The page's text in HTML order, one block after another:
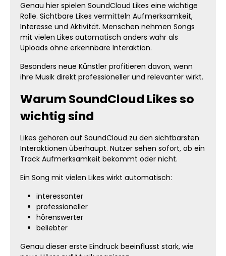
Genau hier spielen SoundCloud Likes eine wichtige
Rolle. Sichtbare Likes vermitteln Aufmerksamkeit,
Interesse und Aktivität. Menschen nehmen Songs
mit vielen Likes automatisch anders wahr als
Uploads ohne erkennbare Interaktion.
Besonders neue Künstler profitieren davon, wenn
ihre Musik direkt professioneller und relevanter wirkt.
Warum SoundCloud Likes so
wichtig sind
Likes gehören auf SoundCloud zu den sichtbarsten
Interaktionen überhaupt. Nutzer sehen sofort, ob ein
Track Aufmerksamkeit bekommt oder nicht.
Ein Song mit vielen Likes wirkt automatisch:
interessanter
professioneller
hörenswerter
beliebter
Genau dieser erste Eindruck beeinflusst stark, wie